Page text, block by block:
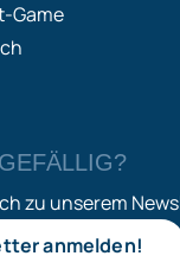
Game
zu unserem
anmelden!